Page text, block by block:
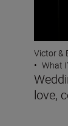
Victor &
• What
love,